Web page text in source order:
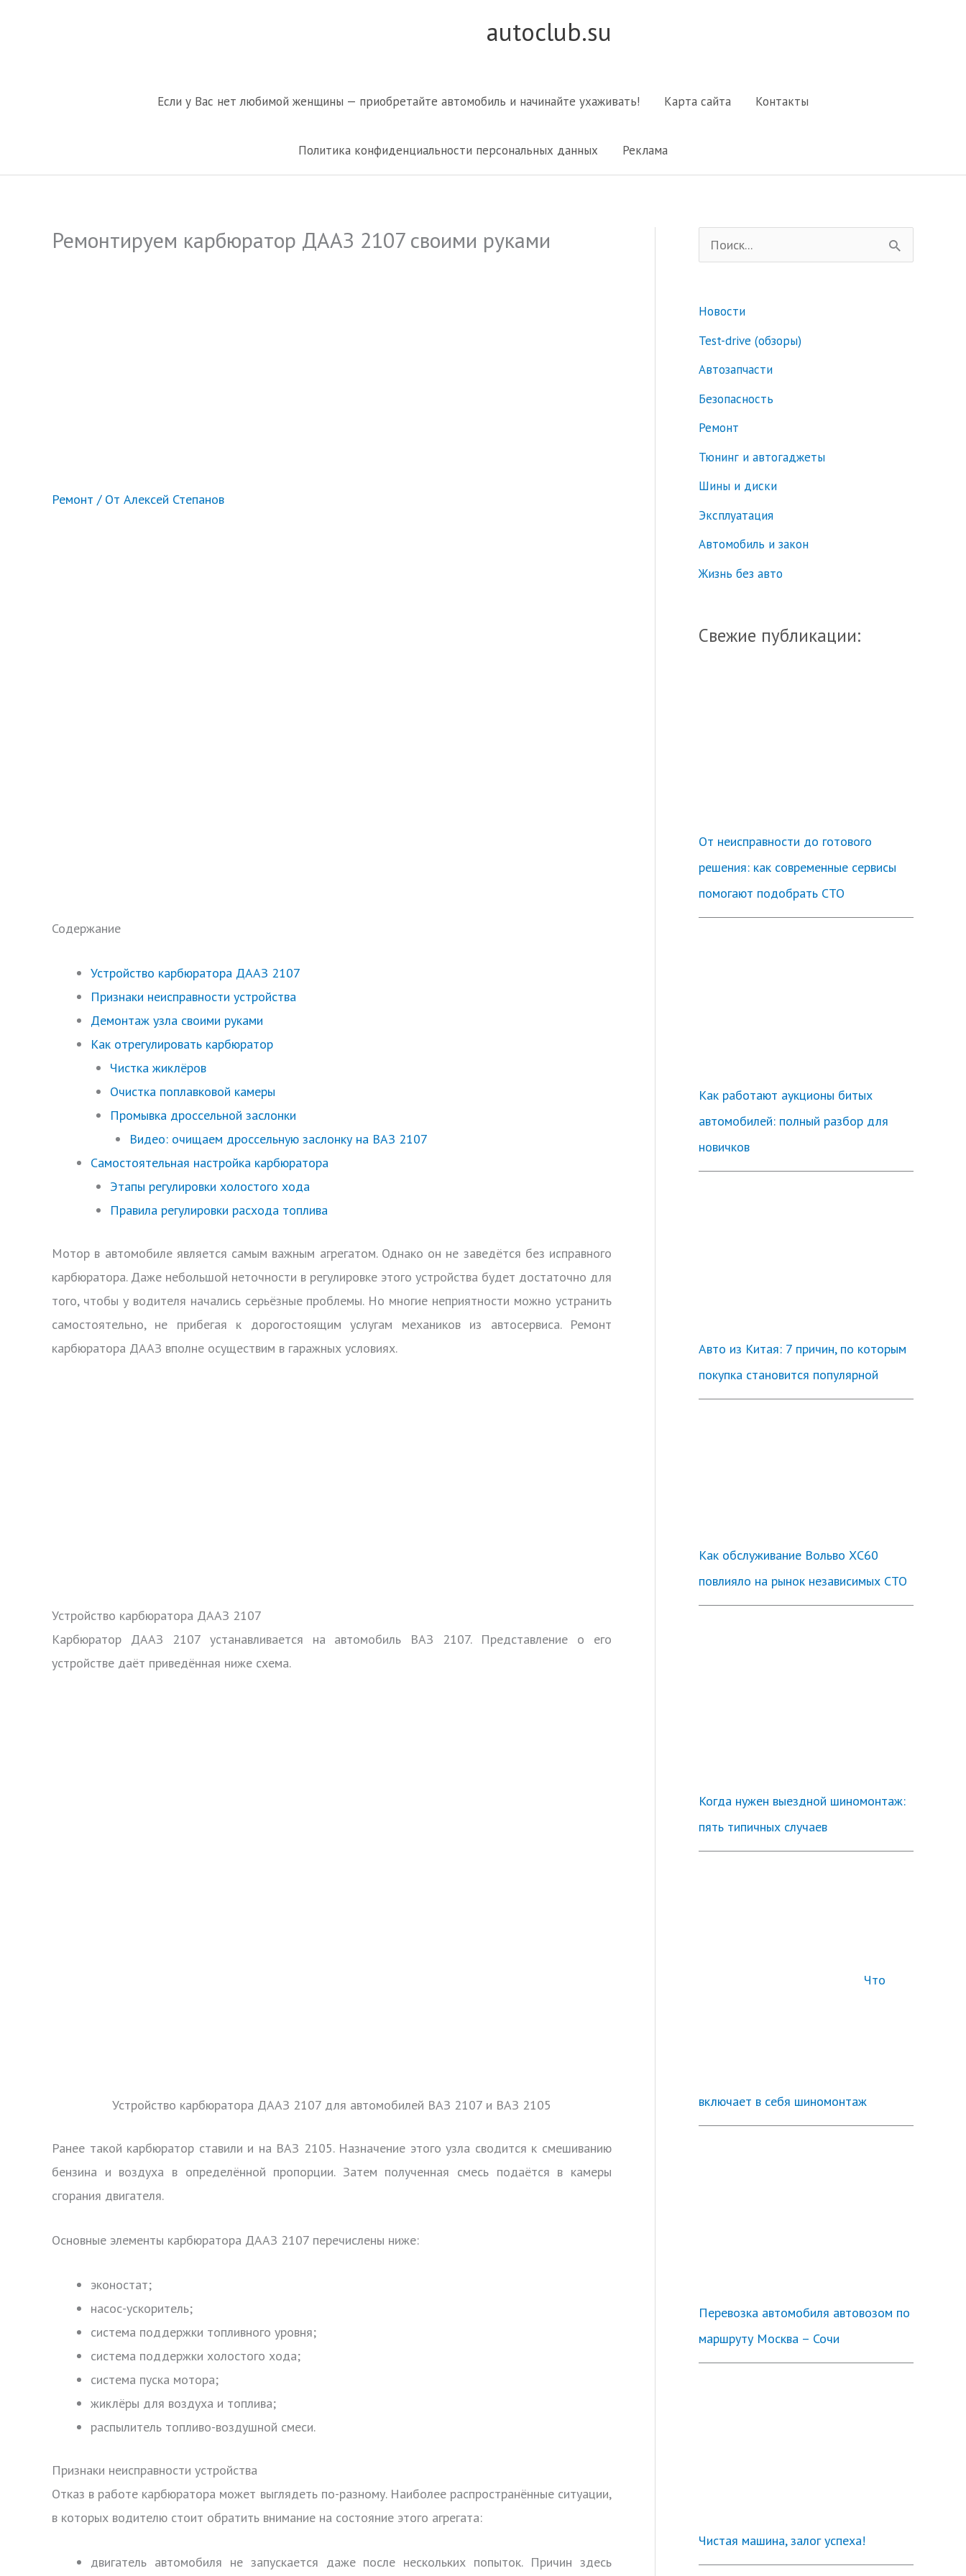
autoclub.su
Если у Вас нет любимой женщины — приобретайте автомобиль и начинайте ухаживать! Карта сайта Контакты
Политика конфиденциальности персональных данных Реклама
Ремонтируем карбюратор ДААЗ 2107 своими руками
Ремонт / От Алексей Степанов
Содержание
Устройство карбюратора ДААЗ 2107
Признаки неисправности устройства
Демонтаж узла своими руками
Как отрегулировать карбюратор
Чистка жиклёров
Очистка поплавковой камеры
Промывка дроссельной заслонки
Видео: очищаем дроссельную заслонку на ВАЗ 2107
Самостоятельная настройка карбюратора
Этапы регулировки холостого хода
Правила регулировки расхода топлива
Мотор в автомобиле является самым важным агрегатом. Однако он не заведётся без исправного
карбюратора. Даже небольшой неточности в регулировке этого устройства будет достаточно для
того, чтобы у водителя начались серьёзные проблемы. Но многие неприятности можно устранить
самостоятельно, не прибегая к дорогостоящим услугам механиков из автосервиса. Ремонт
карбюратора ДААЗ вполне осуществим в гаражных условиях.
Устройство карбюратора ДААЗ 2107
Карбюратор ДААЗ 2107 устанавливается на автомобиль ВАЗ 2107. Представление о его
устройстве даёт приведённая ниже схема.
Устройство карбюратора ДААЗ 2107 для автомобилей ВАЗ 2107 и ВАЗ 2105
Ранее такой карбюратор ставили и на ВАЗ 2105. Назначение этого узла сводится к смешиванию
бензина и воздуха в определённой пропорции. Затем полученная смесь подаётся в камеры
сгорания двигателя.
Основные элементы карбюратора ДААЗ 2107 перечислены ниже:
эконостат;
насос-ускоритель;
система поддержки топливного уровня;
система поддержки холостого хода;
система пуска мотора;
жиклёры для воздуха и топлива;
распылитель топливо-воздушной смеси.
Признаки неисправности устройства
Отказ в работе карбюратора может выглядеть по-разному. Наиболее распространённые ситуации,
в которых водителю стоит обратить внимание на состояние этого агрегата:
двигатель автомобиля не запускается даже после нескольких попыток. Причин здесь
о
с
к
:
Новости
Test-drive (обзоры)
Автозапчасти
Безопасность
Ремонт
Тюнинг и автогаджеты
Шины и диски
Эксплуатация
Автомобиль и закон
Жизнь без авто
Свежие публикации:
От неисправности до готового
решения: как современные сервисы
помогают подобрать СТО
Как работают аукционы битых
автомобилей: полный разбор для
новичков
Авто из Китая: 7 причин, по которым
покупка становится популярной
Как обслуживание Вольво ХС60
повлияло на рынок независимых СТО
Когда нужен выездной шиномонтаж:
пять типичных случаев
Что
включает в себя шиномонтаж
Перевозка автомобиля автовозом по
маршруту Москва – Сочи
Чистая машина, залог успеха!